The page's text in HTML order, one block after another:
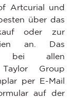
Artcurial und
über das
oder zur
an. Das
bei allen
Group
per E-Mail
auf der